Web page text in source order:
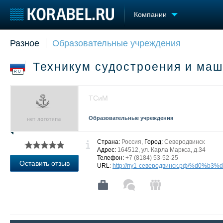
Компании
Судостроение
Новости
Репутация
Работа
Крюинг
Реклама
Торговая площадка
Продажа флота
Изделия
Услуги
Личности
Разное Образовательные учреждения
RU Техникум судостроения и
ТСиМ
Образовательные учреждения
Оставить отзыв
Страна: Россия, Город: Северодвинск
Адрес: 164512, ул. Карла Маркса, д.34
Телефон: +7 (8184) 53-52-25
URL: http://пу1-северодвинск.рф/